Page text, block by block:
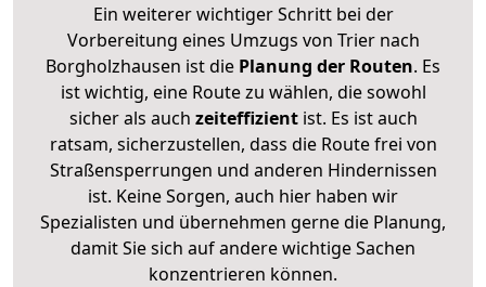
Ein weiterer wichtiger Schritt bei der
Vorbereitung eines Umzugs von Trier nach
Borgholzhausen ist die Planung der Routen. Es
ist wichtig, eine Route zu wählen, die sowohl
sicher als auch zeiteffizientist. Es ist auch
ratsam, sicherzustellen, dass die Route frei von
Straßensperrungen und anderen Hindernissen
ist. Keine Sorgen, auch hier haben wir
Spezialisten und übernehmen gerne die Planung,
damit Sie sich auf andere wichtige Sachen
konzentrieren können.